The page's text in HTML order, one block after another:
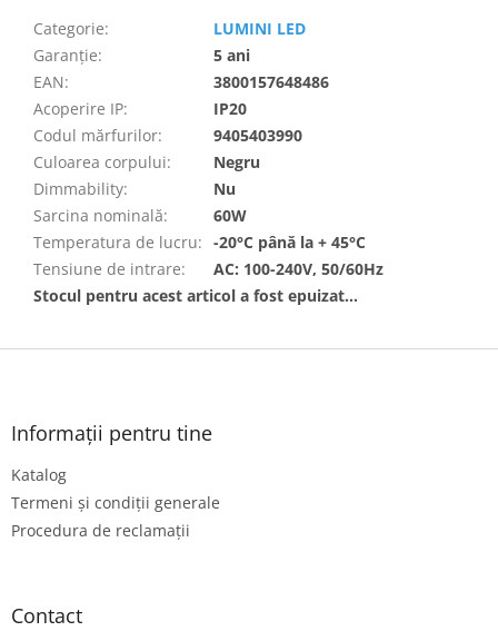
Categorie:
LUMINI LED
Garanţie:
5 ani
EAN:
3800157648486
Acoperire IP:
IP20
Codul mărfurilor:
9405403990
Culoarea corpului:
Negru
Dimmability:
Nu
Sarcina nominală:
60W
Temperatura de lucru: -20°C până la + 45°C
Tensiune de intrare:
AC: 100-240V, 50/60Hz
Stocul pentru acest articol a fost epuizat…
S
Informații pentru tine
Katalog
Termeni și condiții generale
Procedura de reclamații
Contact